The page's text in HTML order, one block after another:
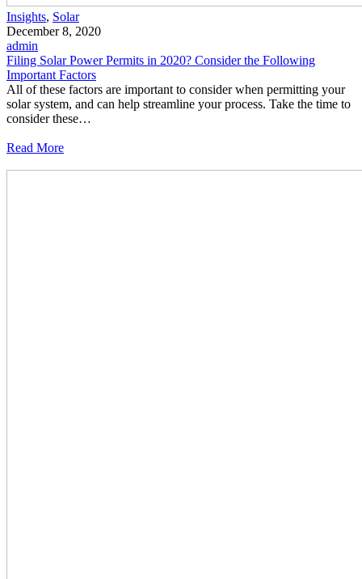
Insights, Solar
December 8, 2020
admin
Filing Solar Power Permits in 2020? Consider the Following
Important Factors
All of these factors are important to consider when permitting your
solar system, and can help streamline your process. Take the time to
consider these…
Read More